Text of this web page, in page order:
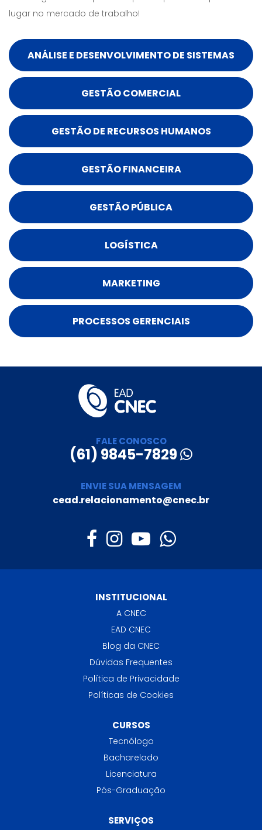
lugar no mercado de trabalho!
ANÁLISE E DESENVOLVIMENTO DE SISTEMAS
GESTÃO COMERCIAL
GESTÃO DE RECURSOS HUMANOS
GESTÃO FINANCEIRA
GESTÃO PÚBLICA
LOGÍSTICA
MARKETING
PROCESSOS GERENCIAIS
FALE CONOSCO
(61) 9845-7829
ENVIE SUA MENSAGEM
cead.relacionamento@cnec.br
INSTITUCIONAL
A CNEC
EAD CNEC
Blog da CNEC
Dúvidas Frequentes
Política de Privacidade
Políticas de Cookies
CURSOS
Tecnólogo
Bacharelado
Licenciatura
Pós-Graduação
SERVIÇOS